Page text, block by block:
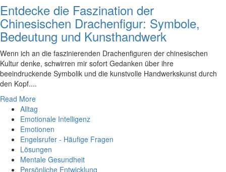
Entdecke die Faszination der
Chinesischen Drachenfigur: Symbole,
Bedeutung und Kunsthandwerk
Wenn ich an die faszinierenden Drachenfiguren der chinesischen
Kultur denke, schwirren mir sofort Gedanken über ihre
beeindruckende Symbolik und die kunstvolle Handwerkskunst durch
den Kopf....
Read More
Alltag
Emotionale Intelligenz
Emotionen
Engelsrufer - Häufige Fragen
Lösungen
Mentale Gesundheit
Persönliche Entwicklung